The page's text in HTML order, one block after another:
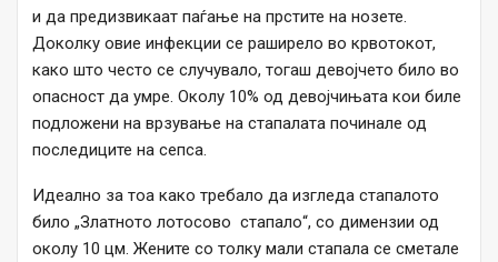
и да предизвикаат паѓање на прстите на нозете.
Доколку овие инфекции се раширело во крвотокот,
како што често се случувало, тогаш девојчето било во
опасност да умре. Околу 10% од девојчињата кои биле
подложени на врзување на стапалата починале од
последиците на сепса.
Идеално за тоа како требало да изгледа стапалото
било „Златното лотосово стапало“, со димензии од
околу 10 цм. Жените со толку мали стапала се сметале